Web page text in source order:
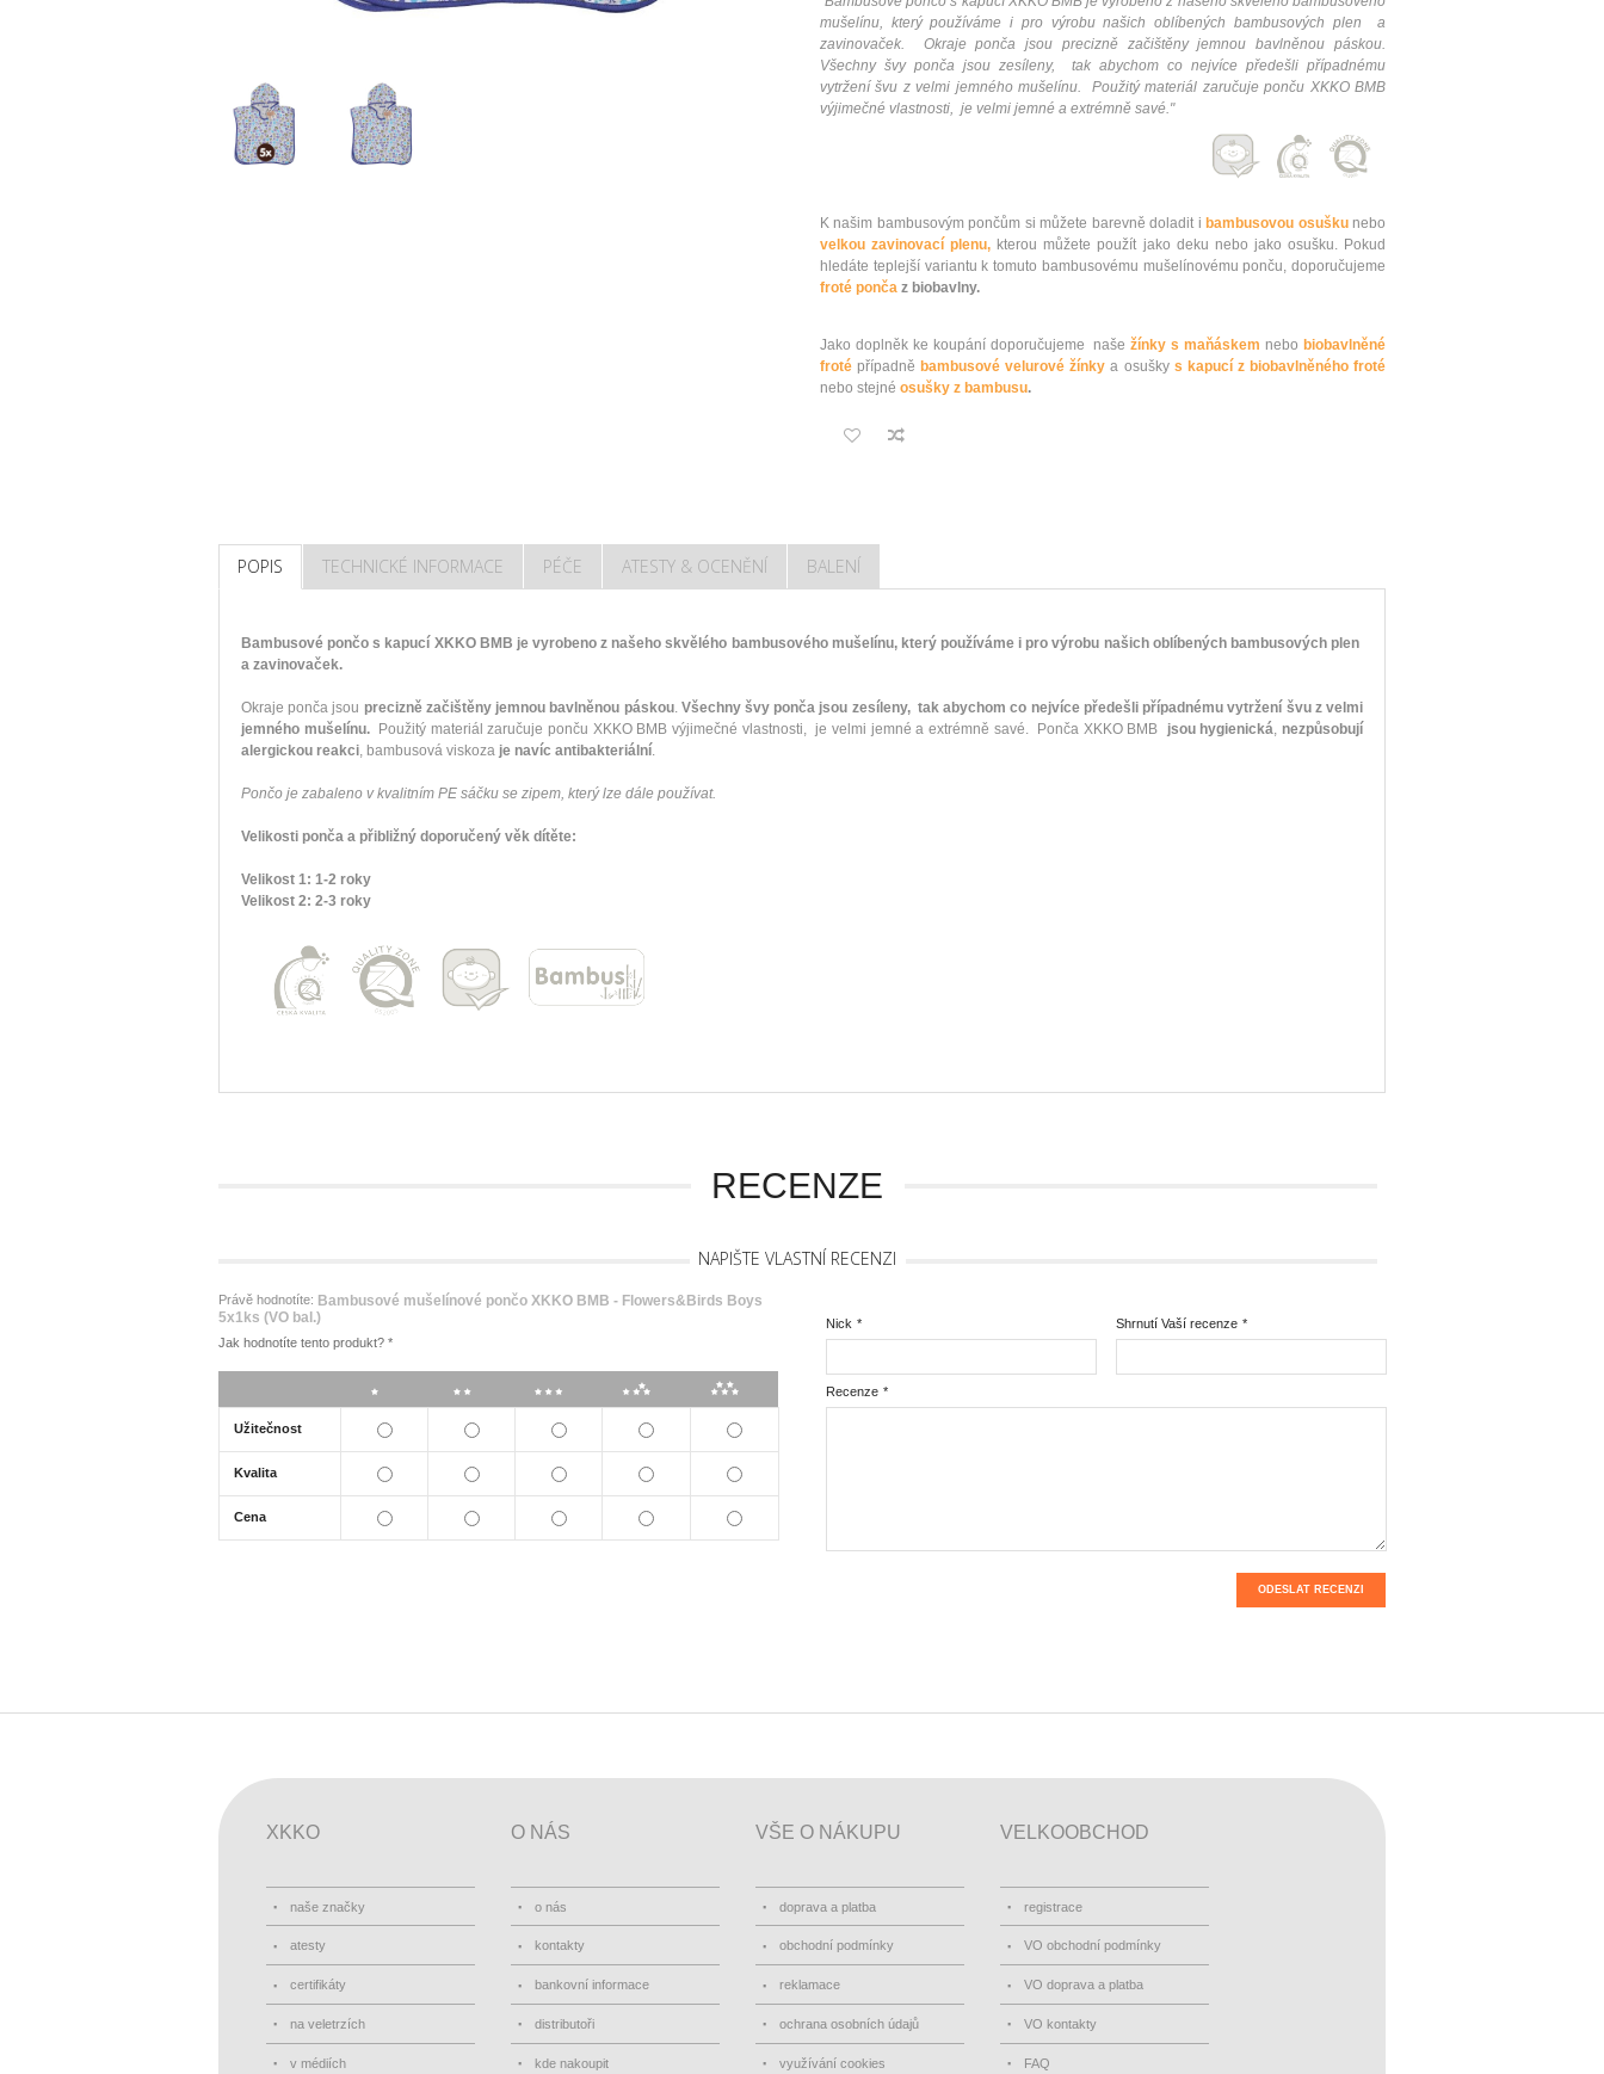
mušelínu, který používáme i pro výrobu našich oblíbených bambusových plen a
zavinovaček.
Okraje ponča jsou precizně začištěny jemnou bavlněnou páskou.
Všechny švy ponča jsou zesíleny, tak abychom co nejvíce předešli případnému
vytržení švu z velmi jemného mušelínu. Použitý materiál zaručuje ponču XKKO BMB
výjimečné vlastnosti, je velmi jemné a extrémně savé."
K našim bambusovým pončům si můžete barevně doladit i bambusovou osuškunebo
velkou zavinovací plenu, kterou můžete použít jako deku nebo jako osušku. Pokud
hledáte teplejší variantu k tomuto bambusovému mušelínovému ponču, doporučujeme
froté ponča z biobavlny.
Jako doplněk ke koupání doporučujeme našežínky s maňáskem nebo biobavlněné
froté případně bambusové velurové žínky a osušky s kapucí z biobavlněného froté
nebo stejné osušky z bambusu.
POPIS TECHNICKÉ INFORMACE PÉČE ATESTY & OCENĚNÍ BALENÍ
Bambusové pončo s kapucí XKKO BMB je vyrobeno z našeho skvělého bambusového mušelínu, který používáme i pro výrobu našich oblíbených bambusových plen
a zavinovaček.
Okraje ponča jsou precizně začištěny jemnou bavlněnou páskou. Všechny švy ponča jsou zesíleny, tak abychom co nejvíce předešli případnému vytržení švu z velmi
jemného mušelínu.
Použitý materiál zaručuje ponču XKKO BMB výjimečné vlastnosti, je velmi jemné a extrémně savé. Ponča XKKO BMB jsou hygienická, nezpůsobují
alergickou reakci, bambusová viskoza je navíc antibakteriální.
Pončo je zabaleno v kvalitním PE sáčku se zipem, který lze dále používat.
Velikosti ponča a přibližný doporučený věk dítěte:
Velikost 1: 1-2 roky
Velikost 2: 2-3 roky
RECENZE
NAPIŠTE VLASTNÍ RECENZI
Právě hodnotíte: Bambusové mušelínové pončo XKKO BMB - Flowers&Birds Boys
5x1ks (VO bal.)
Jak hodnotíte tento produkt? *
Užitečnost
Kvalita
Cena
*
Nick *
Shrnutí Vaší recenze
*
Recenze
ODESLAT RECENZI
XKKO
naše značky
atesty
certifikáty
na veletrzích
v médiích
O NÁS
o nás
kontakty
bankovní informace
distributoři
kde nakoupit
VŠE O NÁKUPU
doprava a platba
obchodní podmínky
reklamace
ochrana osobních údajů
využívání cookies
VELKOOBCHOD
registrace
VO obchodní podmínky
VO doprava a platba
VO kontakty
FAQ